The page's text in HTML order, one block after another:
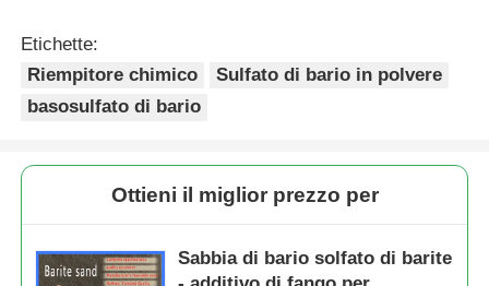
Etichette:
Riempitore chimico
Sulfato di bario in polvere
basosulfato di bario
Ottieni il miglior prezzo per
Sabbia di bario solfato di barite